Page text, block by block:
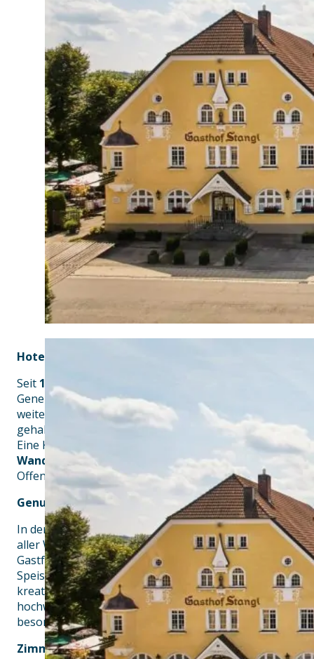
Hotel Stangl in Neufarn – Tradition, Genuss und
Seit 1827
Generationen haben das Anwesen gestaltet, Werte
weiterentwickelt – und mit viel Herz den einzigartigen
gehalten.
Eine Konstante begleitet das Hotel seit fast zwei
Wandel
Offen für Neues, verbunden mit dem, was war – und
Genussküche mit bayerischen Wurzeln und
In der Küche des Hotel Stangl trifft das Beste aus der
aller Welt. Frische, regionale Zutaten, saisonale
Gastfreundschaft bilden die Grundlage für eine
Speisekarte.Traditionelle Familienrezepte werden hier
kreative kulinarische Ausflüge in internationale
hochwertige Küche – geprägt von Handwerk, Qualität
besonderen Genuss.
Zimmer mit Charakter – Ihr Rückzugsort bei